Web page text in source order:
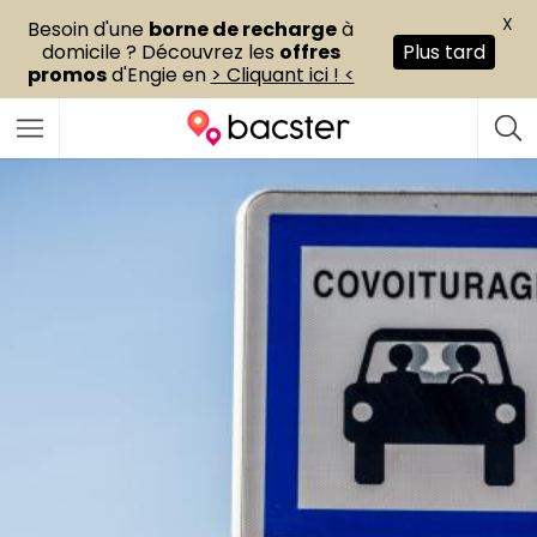
Besoin d'une borne de rechargeà
domicile ? Découvrez les offres
promosd'Engie en > Cliquant ici ! <
Plus tard
X